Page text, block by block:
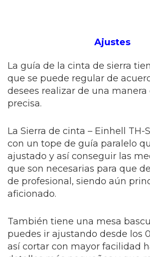
Ajustes
La guía de la cinta de sierra
que se puede regular de
desees realizar de una
precisa.
La Sierra de cinta – Einhell TH-
con un tope de guía paralelo
ajustado y así conseguir las
que son necesarias para que
de profesional, siendo aún
aficionado.
También tiene una mesa
puedes ir ajustando desde los
así cortar con mayor facilidad